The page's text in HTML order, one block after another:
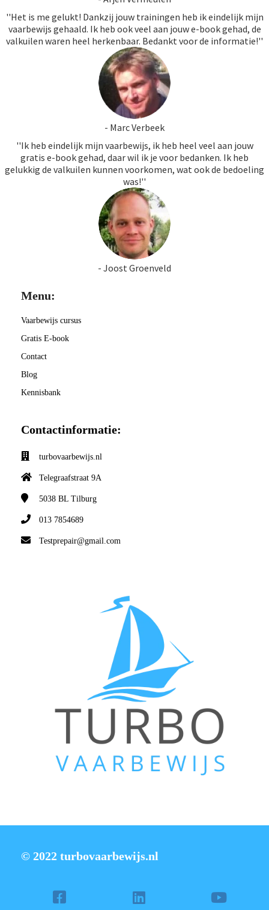
''Het is me gelukt! Dankzij jouw trainingen heb ik eindelijk mijn
vaarbewijs gehaald. Ik heb ook veel aan jouw e-book gehad, de
valkuilen waren heel herkenbaar. Bedankt voor de informatie!''
- Marc Verbeek
''Ik heb eindelijk mijn vaarbewijs, ik heb heel veel aan jouw
gratis e-book gehad, daar wil ik je voor bedanken. Ik heb
gelukkig de valkuilen kunnen voorkomen, wat ook de bedoeling
was!''
- Joost Groenveld
Menu:
Vaarbewijs cursus
Gratis E-book
Contact
Blog
Kennisbank
Contactinformatie:
turbovaarbewijs.nl
Telegraafstraat 9A
5038 BL Tilburg
013 7854689
Testprepair@gmail.com
© 2022 turbovaarbewijs.nl